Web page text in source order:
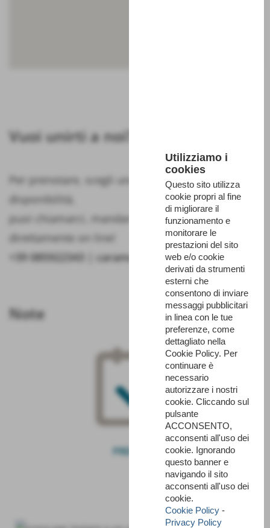
Vuoi unirti a noi?
Per prenotare, scegli una data e controlla la
disponibilità,
puoi chiamarci, mandarci una mail o prenotare
direttamente on line!
+39 085922343 | caramanico@parcomajella.it
Note
PRENOTA
Utilizziamo i
cookies
Questo sito utilizza
cookie propri al fine
di migliorare il
funzionamento e
monitorare le
prestazioni del sito
web e/o cookie
derivati da strumenti
esterni che
consentono di inviare
messaggi pubblicitari
in linea con le tue
preferenze, come
dettagliato nella
Cookie Policy. Per
continuare è
necessario
autorizzare i nostri
cookie. Cliccando sul
pulsante
ACCONSENTO,
acconsenti all'uso dei
cookie. Ignorando
questo banner e
navigando il sito
acconsenti all'uso dei
cookie.
Cookie Policy -
Privacy Policy